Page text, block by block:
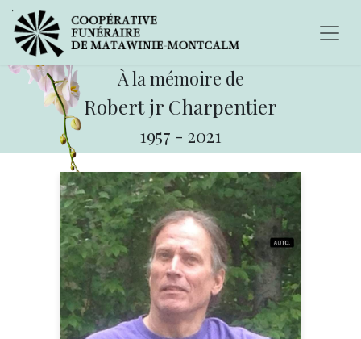
À la mémoire de
Robert jr Charpentier
1957 - 2021